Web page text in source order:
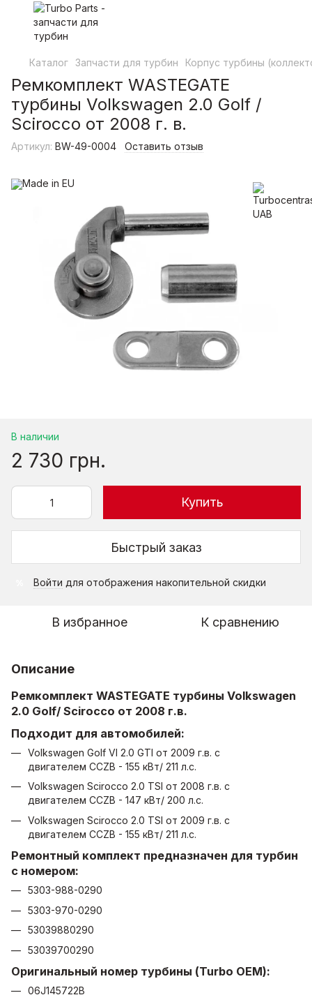
Каталог Запчасти для турбин Корпус турбины
Ремкомплект WASTEGATE
турбины Volkswagen 2.0 Golf /
Scirocco от 2008 г. в.
Артикул: BW-49-0004 Оставить отзыв
В наличии
2 730 грн.
Купить
Быстрый заказ
Войти для отображения накопительной скидки
В избранное К сравнению
Описание
Ремкомплект WASTEGATE турбины Volkswagen
2.0 Golf/ Scirocco от 2008 г.в.
Подходит для автомобилей:
Volkswagen Golf VI 2.0 GTI от 2009 г.в. с
двигателем CCZB - 155 кВт/ 211 л.с.
Volkswagen Scirocco 2.0 TSI от 2008 г.в. с
двигателем CCZB - 147 кВт/ 200 л.с.
Volkswagen Scirocco 2.0 TSI от 2009 г.в. с
двигателем CCZB - 155 кВт/ 211 л.с.
Ремонтный комплект предназначен для турбин
с номером:
5303-988-0290
5303-970-0290
53039880290
53039700290
Оригинальный номер турбины (Turbo OEM):
06J145722B